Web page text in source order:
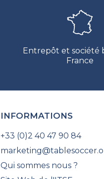
Entrepôt et société
France
INFORMATIONS
+33 (0)2 40 47 90 84
Qui sommes nous ?